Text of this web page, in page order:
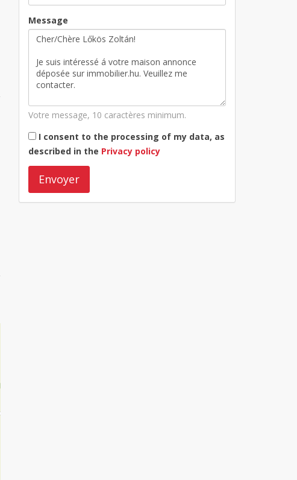
Message
Votre message, 10 caractères minimum.
I consent to the processing of my data, as
described in the Privacy policy
Envoyer